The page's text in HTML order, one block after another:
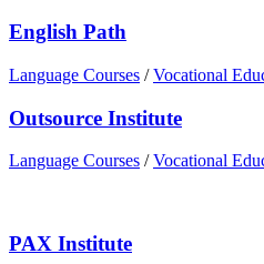
English Path
Language Courses / Vocational
Outsource Institute
Language Courses / Vocational
PAX Institute